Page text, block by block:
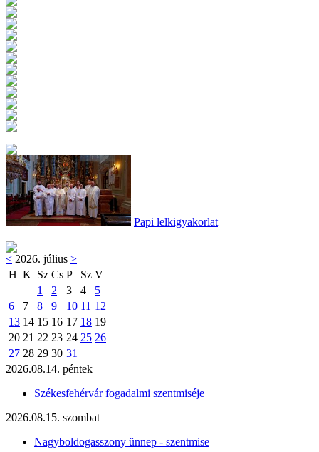
Papi lelkigyakorlat
< 2026. július >
H K Sz Cs P Sz V
1
2 3 4
5
6
7 8 9 10 11 12
13 14 15 16 17 18 19
20 21 22 23 24 25 26
27 28 29 30 31
2026.08.14. péntek
Székesfehérvár fogadalmi szentmiséje
2026.08.15. szombat
Nagyboldogasszony ünnep - szentmise